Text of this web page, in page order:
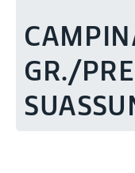
GR./